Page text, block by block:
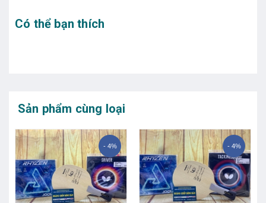
Có thể bạn thích
Sản phẩm cùng loại
- 4% - 4%